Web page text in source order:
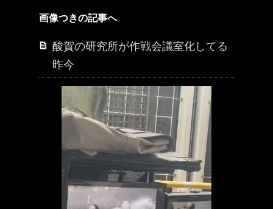
画像つきの記事へ
酸賀の研究所が作戦会議室化してる
昨今